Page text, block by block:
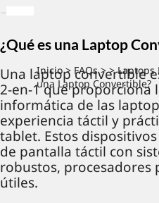
Inicio> FAQs> >Laptops
una Laptop Convertible?
¿Qué es una Laptop
Una laptop convertible
2-en-1 que proporciona
informática de las
experiencia táctil y
tablet. Estos
de pantalla táctil con
robustos, procesadores
útiles.